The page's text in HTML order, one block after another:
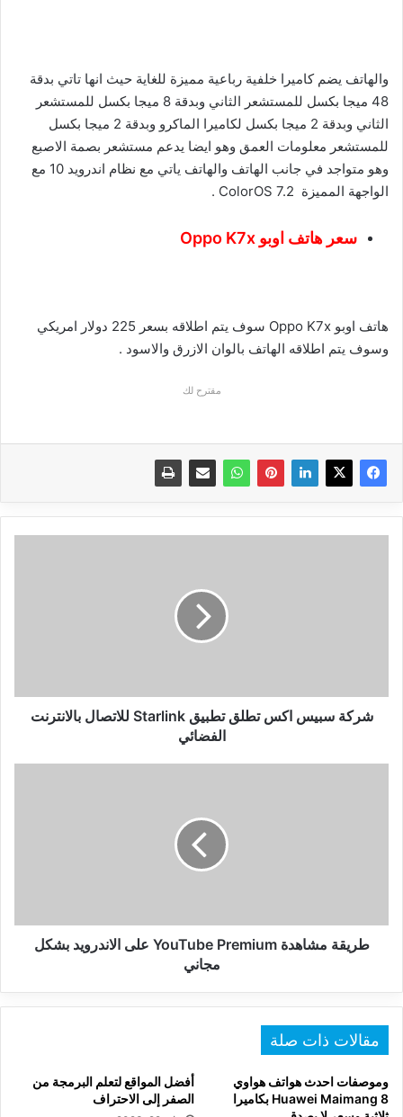
والهاتف يضم كاميرا خلفية رباعية مميزة للغاية حيث انها تاتي بدقة
48 ميجا بكسل للمستشعر الثاني وبدقة 8 ميجا بكسل للمستشعر
الثاني وبدقة 2 ميجا بكسل لكاميرا الماكرو وبدقة 2 ميجا بكسل
للمستشعر معلومات العمق وهو ايضا يدعم مستشعر بصمة الاصبع
وهو متواجد في جانب الهاتف والهاتف ياتي مع نظام اندرويد 10 مع
الواجهة المميزة ColorOS 7.2 .
سعر هاتف اوبو Oppo K7x
هاتف اوبو Oppo K7x سوف يتم اطلاقه بسعر 225 دولار امريكي
وسوف يتم اطلاقه الهاتف بالوان الازرق والاسود .
مقترح لك
الفضائي
شركة سبيس اكس تطلق تطبيق Starlink للاتصال بالانترنت
الفضائي
طريقة مشاهدة YouTube Premium على الاندرويد بشكل
مجاني
مقالات ذات صلة
وموصفات احدث هواتف هواوي
Huawei Maimang 8 بكاميرا
أفضل المواقع لتعلم البرمجة من
الصفر إلى الاحتراف